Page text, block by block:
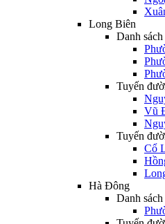
Long Biên
Danh
Tuyến
Vũ
Tuyến
Cổ
Hà Đông
Danh